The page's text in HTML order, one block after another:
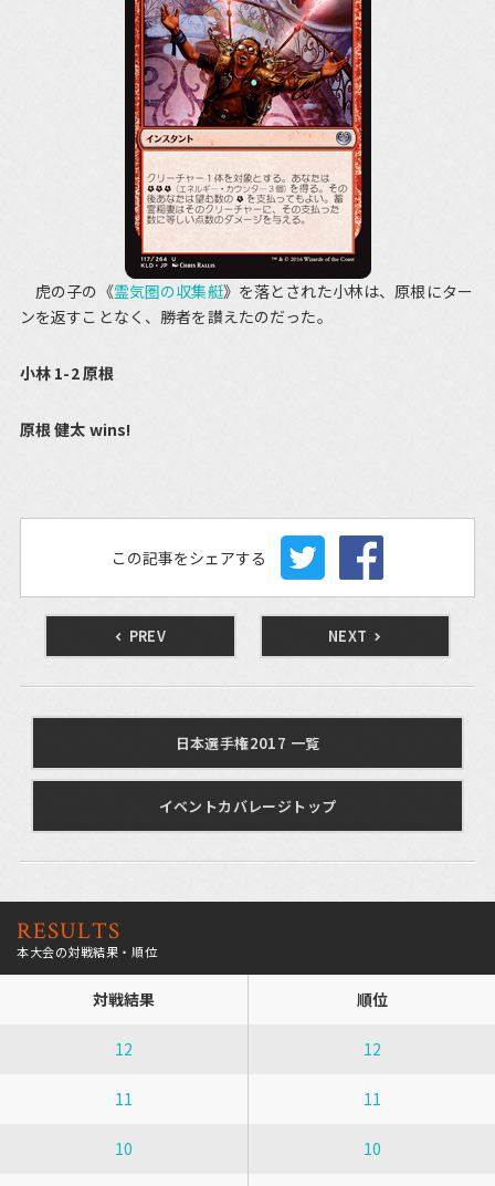
虎の子の《霊気圏の収集艇》を落とされた小林は、原根にター
ンを返すことなく、勝者を讃えたのだった。
小林 1-2 原根
原根 健太 wins!
この記事をシェアする
PREV NEXT
日本選手権2017 一覧
イベントカバレージトップ
RESULTS
本大会の対戦結果・順位
対戦結果 順位
12 12
11 11
10 10